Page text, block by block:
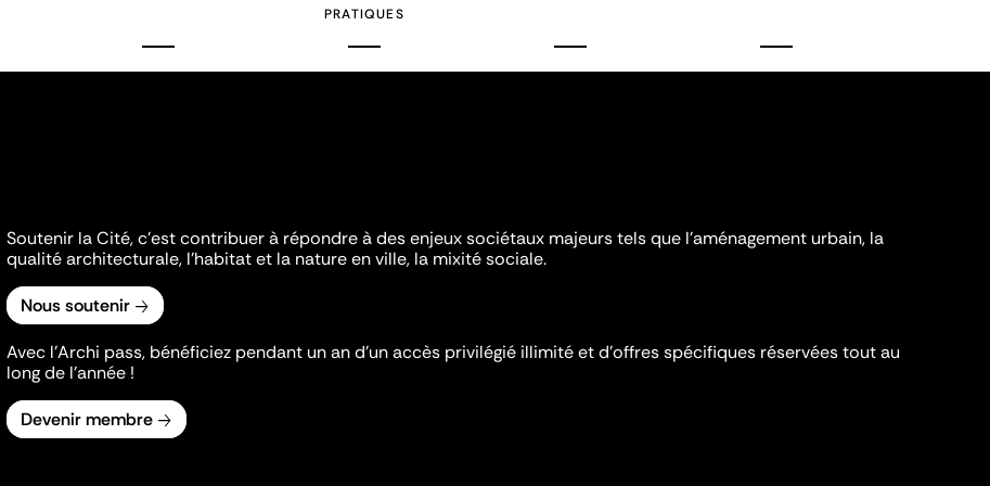
PRATIQUES
Soutenir la Cité, c'est contribuer à répondre à des enjeux sociétaux majeurs tels que l'aménagement urbain, la
qualité architecturale, l'habitat et la nature en ville, la mixité sociale.
Nous soutenir
Avec l’Archi pass, bénéficiez pendant un an d’un accès privilégié illimité et d’offres spécifiques réservées tout au
long de l’année !
Devenir membre